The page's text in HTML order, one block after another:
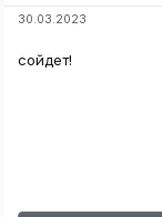
30.03.2023
сойдет!